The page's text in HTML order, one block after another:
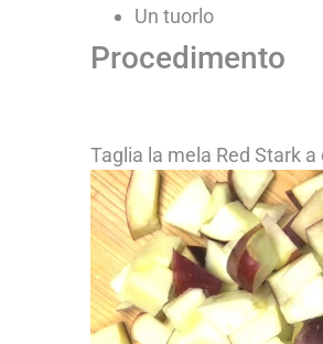
Un tuorlo
Procedimento
Taglia la mela Red Stark